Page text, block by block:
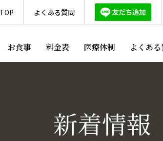
よくある質問
お食事 料金表 医療体制 よくあ
新着情報